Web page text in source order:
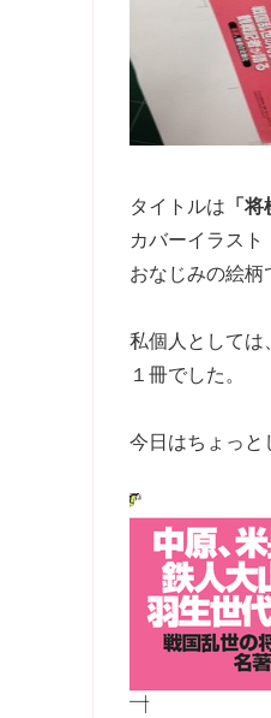
タイトルは 「
カバーイラスト
おなじみの絵柄
私個人としては
１冊でした。
今日はちょっと